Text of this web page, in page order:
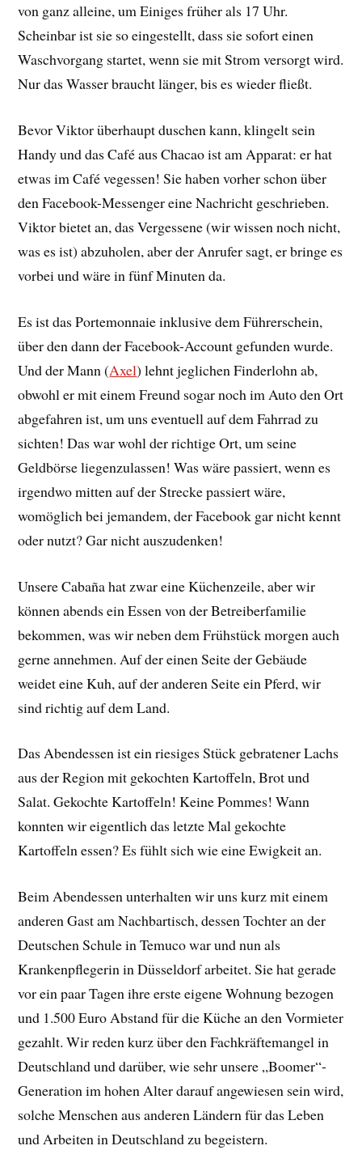
von ganz alleine, um Einiges früher als 17 Uhr.
Scheinbar ist sie so eingestellt, dass sie sofort einen
Waschvorgang startet, wenn sie mit Strom versorgt wird.
Nur das Wasser braucht länger, bis es wieder fließt.
Bevor Viktor überhaupt duschen kann, klingelt sein
Handy und das Café aus Chacao ist am Apparat: er hat
etwas im Café vegessen! Sie haben vorher schon über
den Facebook-Messenger eine Nachricht geschrieben.
Viktor bietet an, das Vergessene (wir wissen noch nicht,
was es ist) abzuholen, aber der Anrufer sagt, er bringe es
vorbei und wäre in fünf Minuten da.
Es ist das Portemonnaie inklusive dem Führerschein,
über den dann der Facebook-Account gefunden wurde.
Und der Mann (Axel) lehnt jeglichen Finderlohn ab,
obwohl er mit einem Freund sogar noch im Auto den Ort
abgefahren ist, um uns eventuell auf dem Fahrrad zu
sichten! Das war wohl der richtige Ort, um seine
Geldbörse liegenzulassen! Was wäre passiert, wenn es
irgendwo mitten auf der Strecke passiert wäre,
womöglich bei jemandem, der Facebook gar nicht kennt
oder nutzt? Gar nicht auszudenken!
Unsere Cabaña hat zwar eine Küchenzeile, aber wir
können abends ein Essen von der Betreiberfamilie
bekommen, was wir neben dem Frühstück morgen auch
gerne annehmen. Auf der einen Seite der Gebäude
weidet eine Kuh, auf der anderen Seite ein Pferd, wir
sind richtig auf dem Land.
Das Abendessen ist ein riesiges Stück gebratener Lachs
aus der Region mit gekochten Kartoffeln, Brot und
Salat. Gekochte Kartoffeln! Keine Pommes! Wann
konnten wir eigentlich das letzte Mal gekochte
Kartoffeln essen? Es fühlt sich wie eine Ewigkeit an.
Beim Abendessen unterhalten wir uns kurz mit einem
anderen Gast am Nachbartisch, dessen Tochter an der
Deutschen Schule in Temuco war und nun als
Krankenpflegerin in Düsseldorf arbeitet. Sie hat gerade
vor ein paar Tagen ihre erste eigene Wohnung bezogen
und 1.500 Euro Abstand für die Küche an den Vormieter
gezahlt. Wir reden kurz über den Fachkräftemangel in
Deutschland und darüber, wie sehr unsere „Boomer“-
Generation im hohen Alter darauf angewiesen sein wird,
solche Menschen aus anderen Ländern für das Leben
und Arbeiten in Deutschland zu begeistern.